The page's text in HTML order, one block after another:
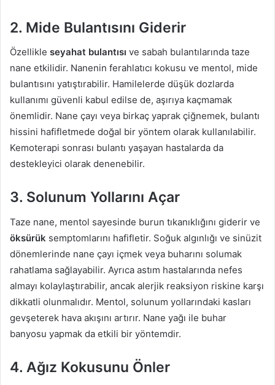
2. Mide Bulantısını Giderir
Özellikle seyahat bulantısı ve sabah bulantılarında taze
nane etkilidir. Nanenin ferahlatıcı kokusu ve mentol, mide
bulantısını yatıştırabilir. Hamilelerde düşük dozlarda
kullanımı güvenli kabul edilse de, aşırıya kaçmamak
önemlidir. Nane çayı veya birkaç yaprak çiğnemek, bulantı
hissini hafifletmede doğal bir yöntem olarak kullanılabilir.
Kemoterapi sonrası bulantı yaşayan hastalarda da
destekleyici olarak denenebilir.
3. Solunum Yollarını Açar
Taze nane, mentol sayesinde burun tıkanıklığını giderir ve
öksürük semptomlarını hafifletir. Soğuk algınlığı ve sinüzit
dönemlerinde nane çayı içmek veya buharını solumak
rahatlama sağlayabilir. Ayrıca astım hastalarında nefes
almayı kolaylaştırabilir, ancak alerjik reaksiyon riskine karşı
dikkatli olunmalıdır. Mentol, solunum yollarındaki kasları
gevşeterek hava akışını artırır. Nane yağı ile buhar
banyosu yapmak da etkili bir yöntemdir.
4. Ağız Kokusunu Önler